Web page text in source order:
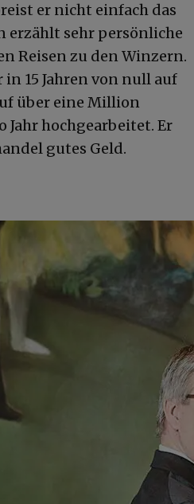
er nicht einfach das
erzählt sehr persönliche
Reisen zu den Winzern.
in 15 Jahren von null auf
über eine Million
Jahr hochgearbeitet. Er
gutes Geld.